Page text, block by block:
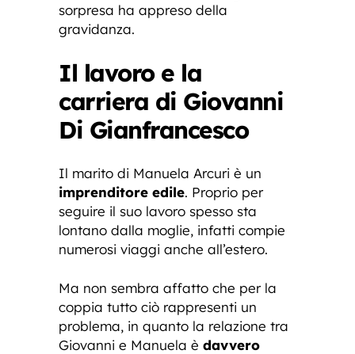
sorpresa ha appreso della
gravidanza.
Il lavoro e la
carriera di Giovanni
Di Gianfrancesco
Il marito di Manuela Arcuri è un
imprenditore edile. Proprio per
seguire il suo lavoro spesso sta
lontano dalla moglie, infatti compie
numerosi viaggi anche all’estero.
Ma non sembra affatto che per la
coppia tutto ciò rappresenti un
problema, in quanto la relazione tra
Giovanni e Manuela è davvero